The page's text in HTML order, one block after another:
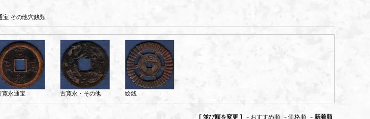
宝 その他穴銭類
寛永通宝 古寛永・その他 絵銭
[ 並び順を変更 ] - おすすめ順 -価格順 - 新着順